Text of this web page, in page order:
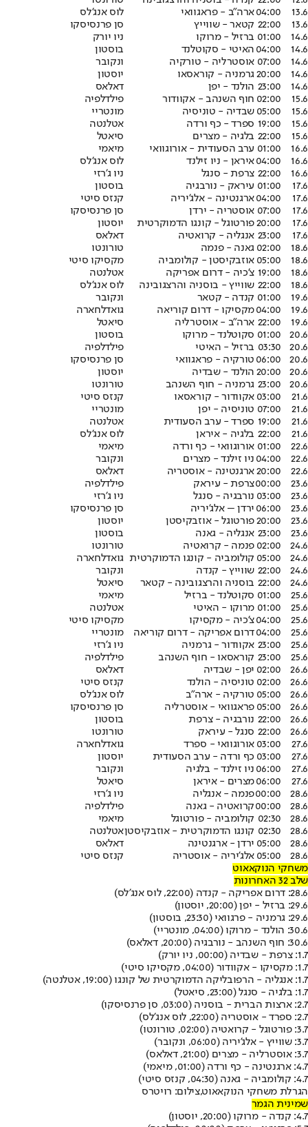
13.6
04:00ארה"ב - פראגוואי
לוס אנג'לס
13.6
22:00 קטאר - שווייץ
סן פרנסיסקו
14.6
01:00 ברזיל - מרוקו
ניו יורק
14.6
04:00 האיטי - סקוטלנד
בוסטון
14.6
07:00 אוסטרליה - טורקיה
ונקובר
14.6
20:00גרמניה - קוראסאו
יוסטון
14.6
23:00 הולנד - יפן
דאלאס
15.6
02:00 חוף השנהב - אקוודור
פילדלפיה
15.6
05:00 שבדיה - טוניסיה
מונטריי
15.6
19:00 ספרד - כף ורדה
אטלנטה
15.6
22:00 בלגיה - מצרים
סיאטל
16.6
01:00 ערב הסעודית - אורוגוואי
מיאמי
16.6
04:00איראן - ניו זילנד
לוס אנג’לס
16.6
22:00 צרפת - סנגל
ניו ג’רזי
17.6
01:00 עיראק - נורבגיה
בוסטון
17.6
04:00ארגנטינה - אלג’יריה
קנזס סיטי
17.6
07:00 אוסטריה - ירדן
סן פרנסיסקו
17.6
20:00פורטוגל - קונגו הדמוקרטית
יוסטון
17.6
23:00 אנגליה - קרואטיה
דאלאס
18.6
02:00 גאנה - פנמה
טורונטו
18.6
05:00 אוזבקיסטן - קולומביה
מקסיקו סיטי
18.6
19:00 צ'כיה - דרום אפריקה
אטלנטה
18.6
22:00 שווייץ - בוסניה והרצגובינה
לוס אנג'לס
19.6
01:00 קנדה - קטאר
ונקובר
19.6
04:00מקסיקו - דרום קוריאה
גואדלחארה
19.6
22:00 ארה"ב - אוסטרליה
סיאטל
20.6
01:00 סקוטלנד - מרוקו
בוסטון
20.6
03:30 ברזיל - האיטי
פילדלפיה
20.6
06:00 טורקיה - פראגוואי
סן פרנסיסקו
20.6
20:00 הולנד - שבדיה
יוסטון
20.6
23:00 גרמניה - חוף השנהב
טורונטו
21.6
03:00 אקוודור - קוראסאו
קנזס סיטי
21.6
07:00 טוניסיה - יפן
מונטריי
21.6
19:00 ספרד - ערב הסעודית
אטלנטה
21.6
22:00 בלגיה - איראן
לוס אנג’לס
22.6
01:00 אורוגוואי - כף ורדה
מיאמי
22.6
04:00 ניו זילנד - מצרים
ונקובר
22.6
20:00ארגנטינה - אוסטריה
דאלאס
23.6
00:00צרפת - עיראק
פילדלפיה
23.6
03:00 נורבגיה - סנגל
ניו ג’רזי
23.6
06:00 ירדן – אלג’יריה
סן פרנסיסקו
23.6
20:00פורטוגל - אוזבקיסטן
יוסטון
23.6
23:00 אנגליה - גאנה
בוסטון
24.6
02:00 פנמה - קרואטיה
טורונטו
24.6
05:00 קולומביה - קונגו הדמוקרטית גואדלחארה
24.6
22:00 שווייץ - קנדה
ונקובר
24.6
22:00 בוסניה והרצגובינה - קטאר
סיאטל
25.6
01:00 סקוטלנד - ברזיל
מיאמי
25.6
01:00 מרוקו - האיטי
אטלנטה
25.6
04:00צ'כיה - מקסיקו
מקסיקו סיטי
25.6
04:00דרום אפריקה - דרום קוריאה
מונטריי
25.6
23:00 אקוודור - גרמניה
ניו ג’רזי
25.6
23:00 קוראסאו - חוף השנהב
פילדלפיה
26.6
02:00 יפן - שבדיה
דאלאס
26.6
02:00 טוניסיה - הולנד
קנזס סיטי
26.6
05:00 טורקיה - ארה"ב
לוס אנג'לס
26.6
05:00 פראגוואי - אוסטרליה
סן פרנסיסקו
26.6
22:00 נורבגיה - צרפת
בוסטון
26.6
22:00 סנגל - עיראק
טורונטו
27.6
03:00 אורוגוואי - ספרד
גואדלחארה
27.6
03:00 כף ורדה - ערב הסעודית
יוסטון
27.6
06:00 ניו זילנד - בלגיה
ונקובר
27.6
06:00מצרים - איראן
סיאטל
28.6
00:00פנמה - אנגליה
ניו ג’רזי
28.6
00:00קרואטיה - גאנה
פילדלפיה
28.6
02:30 קולומביה - פורטוגל
מיאמי
28.6
02:30 קונגו הדמוקרטית - אוזבקיסטןאטלנטה
28.6
05:00 ירדן - ארגנטינה
דאלאס
28.6
05:00 אלג’יריה - אוסטריה
קנזס סיטי
משחקי הנוקאאוט
שלב 32 האחרונות
28.6: דרום אפריקה - קנדה (22:00, לוס אנג'לס)
29.6: ברזיל - יפן (20:00, יוסטון)
29.6: גרמניה - פרגוואי (23:30, בוסטון)
30.6: הולנד - מרוקו (04:00, מונטריי)
30.6: חוף השנהב - נורבגיה (20:00, דאלאס)
1.7: צרפת - שבדיה (00:00, ניו יורק)
1.7: מקסיקו - אקוודור (04:00, מקסיקו סיטי)
1.7: אנגליה - הרפובליקה הדמוקרטית של קונגו (19:00, אטלנטה)
1.7: בלגיה - סנגל (23:00, סיאטל)
2.7: ארצות הברית - בוסניה (03:00, סן פרנסיסקו)
2.7: ספרד - אוסטריה (22:00, לוס אנג'לס)
3.7: פורטוגל - קרואטיה (02:00, טורונטו)
3.7: שווייץ - אלג'יריה (06:00, ונקובר)
3.7: אוסטרליה - מצרים (21:00, דאלאס)
4.7: ארגנטינה - כף ורדה (01:00, מיאמי)
4.7: קולומביה - גאנה (04:30, קנזס סיטי)
הגרלת משחקי הנוקאאוט,צילום: רויטרס
שמינית הגמר
4.7: קנדה - מרוקו (20:00, יוסטון)